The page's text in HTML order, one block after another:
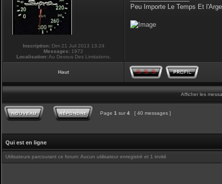
Inscription:Dim 21 Juil 2013 13:24
Messages: 1972
Localisation:Au Dessus Des Limitations.
Peu Importe Le Temps Et
Haut
Afficher les
Page 1 sur 4 [ 40 messages ]
Qui est en ligne
Utilisateurs parcourant ce forum: Aucun utilisateur enregistré et 1 invité